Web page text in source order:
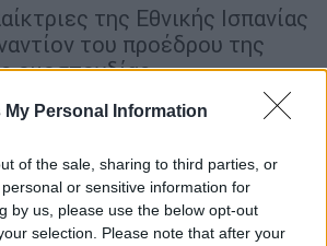
My Personal Information
of the sale, sharing to third parties, or
or sensitive information for
by us, please use the below opt-out
selection. Please note that after your
της Εθνικής Ισπανίας
του προέδρου της
ομοσπονδίας